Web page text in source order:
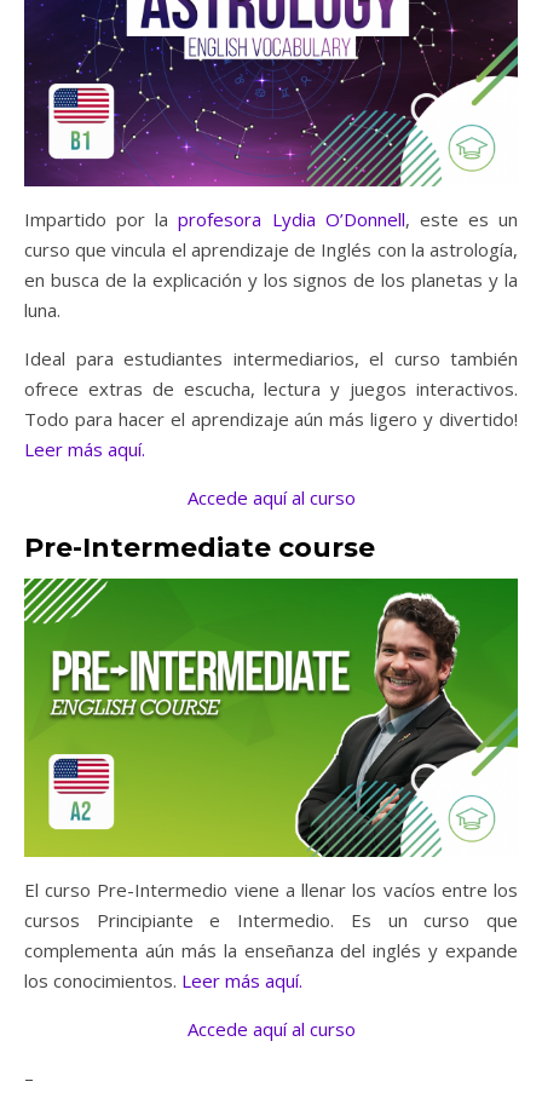
Impartido por laprofesora Lydia O’Donnell, este es un
curso que vincula el aprendizaje de Inglés con la astrología,
en busca de la explicación y los signos de los planetas y la
luna.
Ideal para estudiantes intermediarios, el curso también
ofrece extras de escucha, lectura y juegos interactivos.
Todo para hacer el aprendizaje aún más ligero y divertido!
Leer más aquí.
Accede aquí al curso
Pre-Intermediate course
El curso Pre-Intermedio viene a llenar los vacíos entre los
cursos Principiante e Intermedio. Es un curso que
complementa aún más la enseñanza del inglés y expande
los conocimientos. Leer más aquí.
Accede aquí al curso
–